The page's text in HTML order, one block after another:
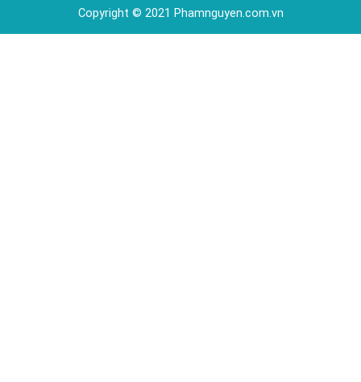
Copyright © 2021 Phamnguyen.com.vn